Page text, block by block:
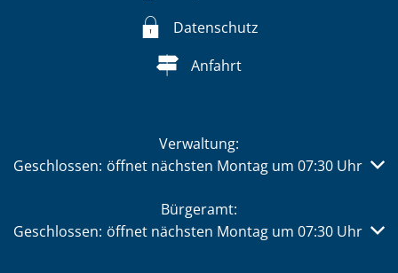
Datenschutz
Anfahrt
Verwaltung:
Klicken, um weitere Öffnungs- oder Schließzeiten
Geschlossen: öffnet nächsten Montag um 07:30 Uhr
Bürgeramt:
Klicken, um weitere Öffnungs- oder Schließzeiten
Geschlossen: öffnet nächsten Montag um 07:30 Uhr